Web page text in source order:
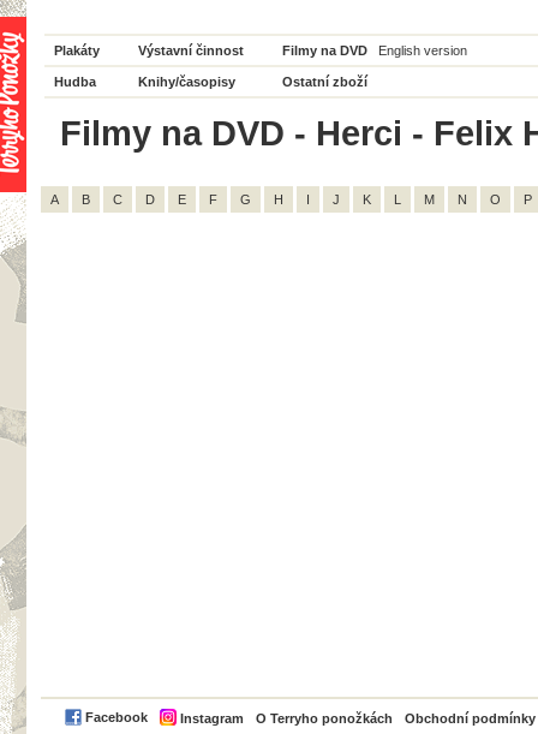
Plakáty Výstavní činnost Filmy na DVD English version
Hudba Knihy/časopisy Ostatní zboží
Filmy na DVD - Herci - Felix
A B C D E F G H I J K L M N O P
Facebook Instagram O Terryho ponožkách Obchodní podmínky
PayPal